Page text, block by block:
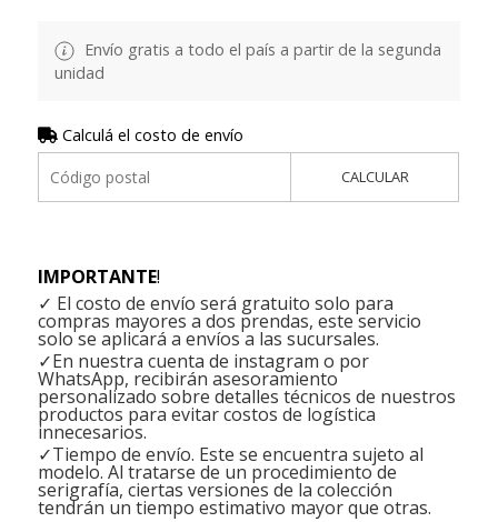
Envío gratis a todo el país a partir de la segunda
unidad
Calculá el costo de envío
CALCULAR
IMPORTANTE!
✓ El costo de envío será gratuito solo para
compras mayores a dos prendas, este servicio
solo se aplicará a envíos a las sucursales.
✓En nuestra cuenta de instagram o por
WhatsApp, recibirán asesoramiento
personalizado sobre detalles técnicos de nuestros
productos para evitar costos de logística
innecesarios.
✓Tiempo de envío. Este se encuentra sujeto al
modelo. Al tratarse de un procedimiento de
serigrafía, ciertas versiones de la colección
tendrán un tiempo estimativo mayor que otras.